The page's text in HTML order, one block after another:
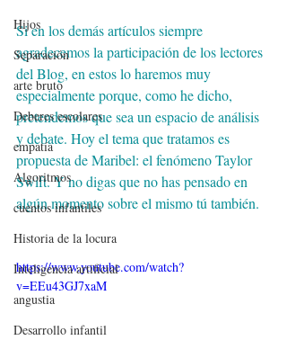
Hijos
Separación
arte bruto
Deberes escolares
empatía
Algoritmos
cuentos infantiles
Historia de la locura
Inteligencia artificial
angustia
Desarrollo infantil
Si en los demás artículos siempre
agradecemos la participación de los lectores
del Blog, en estos lo haremos muy
especialmente porque, como he dicho,
pretendemos que sea un espacio de análisis
y debate. Hoy el tema que tratamos es
propuesta de Maribel: el fenómeno Taylor
Swift. Y no digas que no has pensado en
algún momento sobre el mismo tú también.
https://www.youtube.com/watch?
v=EEu43GJ7xaM